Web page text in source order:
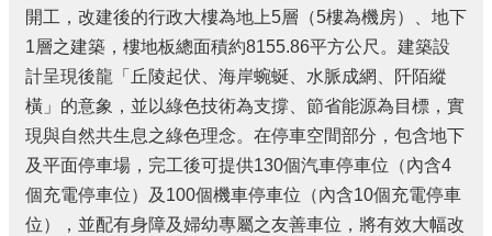
專
消
費
者
保
護
專
區
開工，改建後的行政大樓為地上5層（5樓為機房）、地下
1層之建築，樓地板總面積約8155.86平方公尺。建築設
計呈現後龍「丘陵起伏、海岸蜿蜒、水脈成網、阡陌縱
橫」的意象，並以綠色技術為支撐、節省能源為目標，實
現與自然共生息之綠色理念。在停車空間部分，包含地下
及平面停車場，完工後可提供130個汽車停車位（內含4
個充電停車位）及100個機車停車位（內含10個充電停車
位），並配有身障及婦幼專屬之友善車位，將有效大幅改